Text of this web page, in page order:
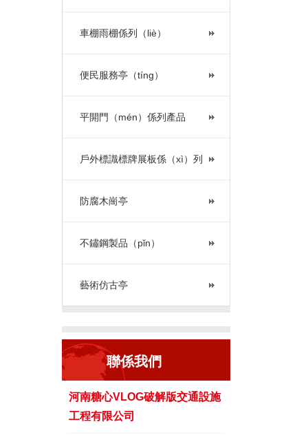
車棚雨棚係列（liè）
便民服務亭（tíng）
平開門（mén）係列產品
戶外標識標牌展板係（xì）列
防腐木崗亭
不鏽鋼製品（pǐn）
藝術仿古亭
聯係我們
河南糖心VLOG破解版交通設施
工程有限公司